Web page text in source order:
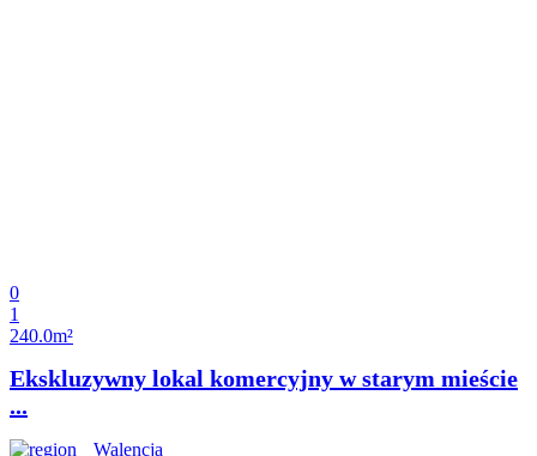
0
1
240.0m²
Ekskluzywny lokal komercyjny w starym mieście
...
Walencja